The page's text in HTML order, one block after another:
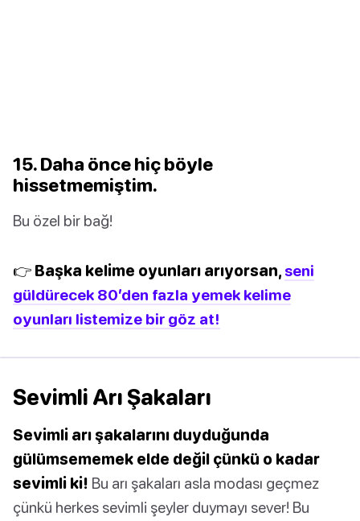
15. Daha önce hiç böyle
hissetmemiştim.
Bu özel bir bağ!
👉 Başka kelime oyunları arıyorsan, seni
güldürecek 80’den fazla yemek kelime
oyunları listemize bir göz at!
Sevimli Arı Şakaları
Sevimli arı şakalarını duyduğunda
gülümsememek elde değil çünkü o kadar
sevimli ki! Bu arı şakaları asla modası geçmez
çünkü herkes sevimli şeyler duymayı sever! Bu